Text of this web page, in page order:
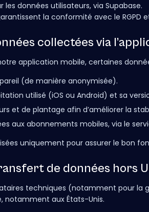
les données utilisateurs, via Supabase.
la conformité avec le RGPD
collectées via
application mobile, certaines
(de manière anonymisée).
utilisé (iOS ou Android) et sa
et de plantage afin d’améliorer la
aux abonnements mobiles, via le
uniquement pour assurer le bon
de données hors
techniques (notamment pour la
notamment aux États-Unis.